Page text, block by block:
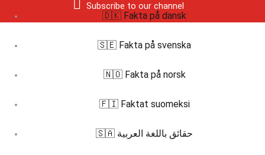
Subscribe to our channel
🇩🇰 Fakta på dansk
🇸🇪 Fakta på svenska
🇳🇴 Fakta på norsk
🇫🇮 Faktat suomeksi
🇸🇦 حقائق باللغة العربية